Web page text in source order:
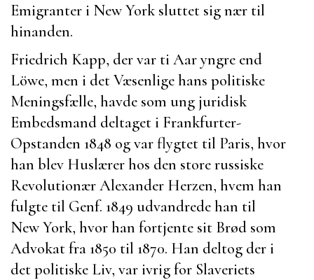
Emigranter i New York sluttet sig nær til
hinanden.
Friedrich Kapp, der var ti Aar yngre end
Löwe, men i det Væsenlige hans politiske
Meningsfælle, havde som ung juridisk
Embedsmand deltaget i Frankfurter-
Opstanden 1848 og var flygtet til Paris, hvor
han blev Huslærer hos den store russiske
RevolutionærAlexander Herzen, hvem han
fulgte til Genf. 1849 udvandrede han til
New York, hvor han fortjente sit Brød som
Advokat fra 1850 til 1870. Han deltog der i
det politiske Liv, var ivrig for Slaveriets